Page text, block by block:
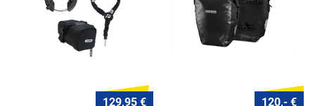
129,95 € 120,- €